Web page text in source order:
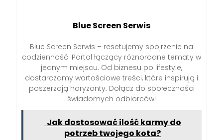
Blue Screen Serwis
Blue Screen Serwis – resetujemy spojrzenie na
codzienność. Portal łączący różnorodne tematy w
jednym miejscu. Od biznesu po lifestyle,
dostarczamy wartościowe treści, które inspirują i
poszerzają horyzonty. Dołącz do społeczności
świadomych odbiorców!
Jak dostosować ilość karmy do
potrzeb twojego kota?